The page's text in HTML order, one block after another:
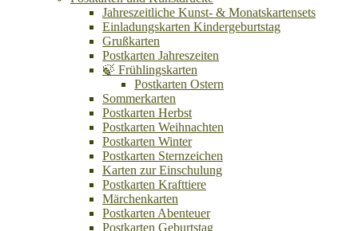
Jahreszeitliche Kunst- & Monatskartensets
Einladungskarten Kindergeburtstag
Grußkarten
Postkarten Jahreszeiten
🍃 Frühlingskarten
Postkarten Ostern
Sommerkarten
Postkarten Herbst
Postkarten Weihnachten
Postkarten Winter
Postkarten Sternzeichen
Karten zur Einschulung
Postkarten Krafttiere
Märchenkarten
Postkarten Abenteuer
Postkarten Geburtstag